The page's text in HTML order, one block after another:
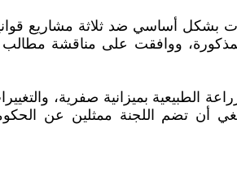
ووافقت على مناقشة مطالب
الطبيعية بميزانية صفرية،
أن تضم اللجنة ممثلين عن